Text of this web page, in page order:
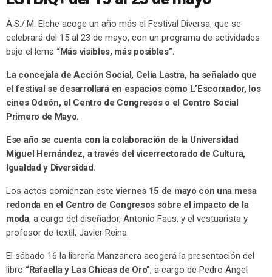
A.S./.M. Elche acoge un año más el Festival Diversa, que se
celebrará del 15 al 23 de mayo, con un programa de actividades
bajo el lema “Más visibles, más posibles”.
La concejala de Acción Social, Celia Lastra, ha señalado que
el festival se desarrollará en espacios como L’Escorxador, los
cines Odeón, el Centro de Congresos o el Centro Social
Primero de Mayo.
Ese año se cuenta con la colaboración de la Universidad
Miguel Hernández, a través del vicerrectorado de Cultura,
Igualdad y Diversidad.
Los actos comienzan esteviernes 15 de mayo con una mesa
redonda en el Centro de Congresos sobre el impacto de la
moda, a cargo del diseñador, Antonio Faus, y el vestuarista y
profesor de textil, Javier Reina.
El sábado 16 la librería Manzanera acogerá la presentación del
libro “Rafaella y Las Chicas de Oro”, a cargo de Pedro Ángel